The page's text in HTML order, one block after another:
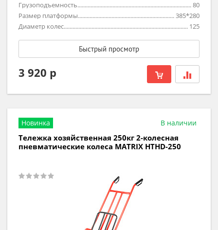
Грузоподъемность
80
Размер платформы
385*280
Диаметр колес
125
Быстрый просмотр
3 920 р
Новинка В наличии
Тележка хозяйственная 250кг 2-колесная
пневматические колеса MATRIX HTHD-250